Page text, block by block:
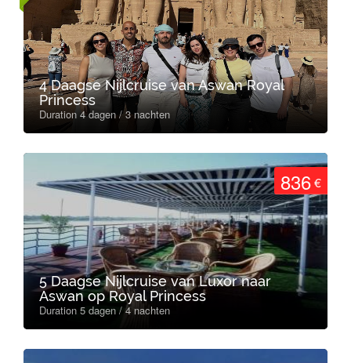
4 Daagse Nijlcruise van Aswan Royal
Princess
Duration 4 dagen / 3 nachten
836€
5 Daagse Nijlcruise van Luxor naar
Aswan op Royal Princess
Duration 5 dagen / 4 nachten